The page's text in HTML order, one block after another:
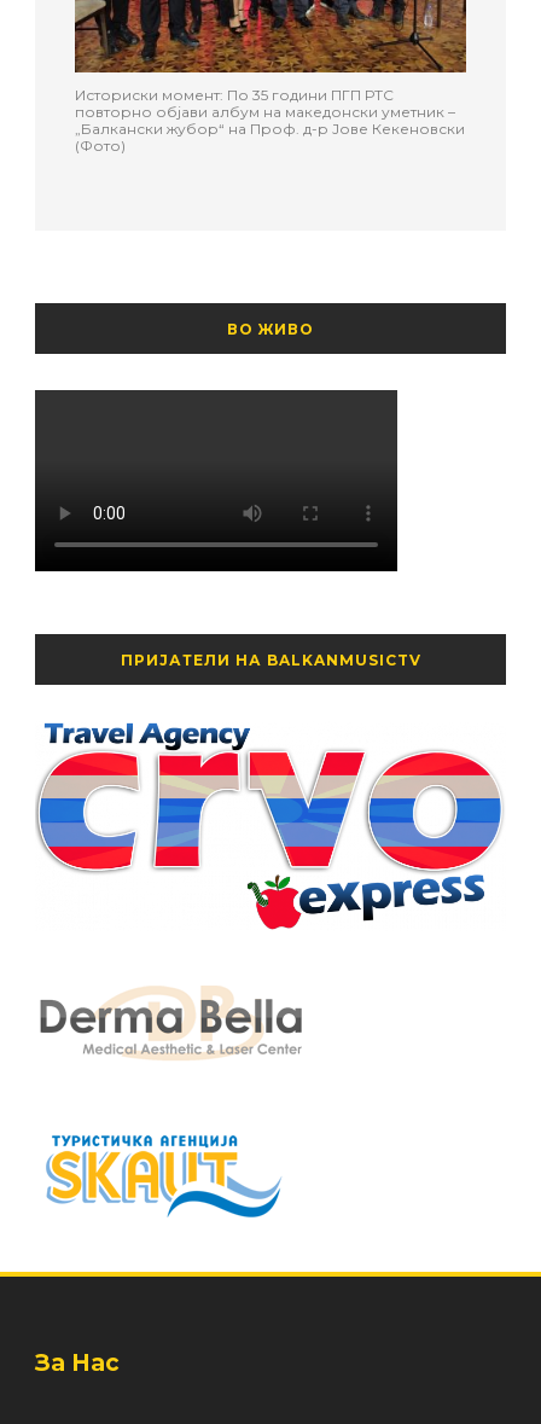
Историски момент: По 35 години ПГП РТС
повторно објави албум на македонски уметник –
„Балкански жубор“ на Проф. д-р Јове Кекеновски
(Фото)
ВО ЖИВО
ПРИЈАТЕЛИ НА BALKANMUSICTV
За Нас